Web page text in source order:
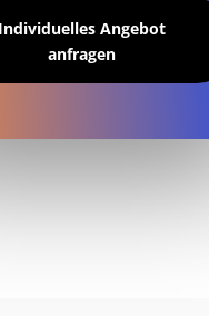
Individuelles Angebot
anfragen